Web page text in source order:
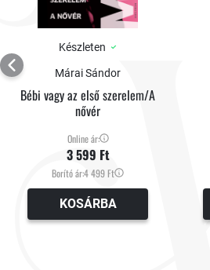
Készleten
Márai Sándor
Bébi vagy az első szerelem/A
nővér
Online ár:
3 599 Ft
Borító ár:4 499 Ft
KOSÁRBA